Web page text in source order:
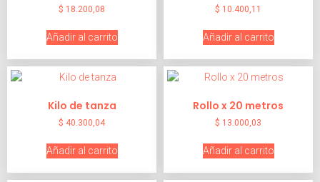
$ 18.200,08
Añadir al carrito
$ 10.400,11
Añadir al carrito
Kilo de tanza
$ 40.300,04
Añadir al carrito
Rollo x 20 metros
$ 13.000,03
Añadir al carrito